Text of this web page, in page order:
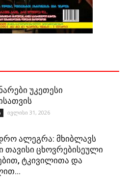
უკეთესი
ივლისი 31, 2026
ალეგრა: მხიბლავს
თავისი ცხოვრებისეული
ტკივილითა და